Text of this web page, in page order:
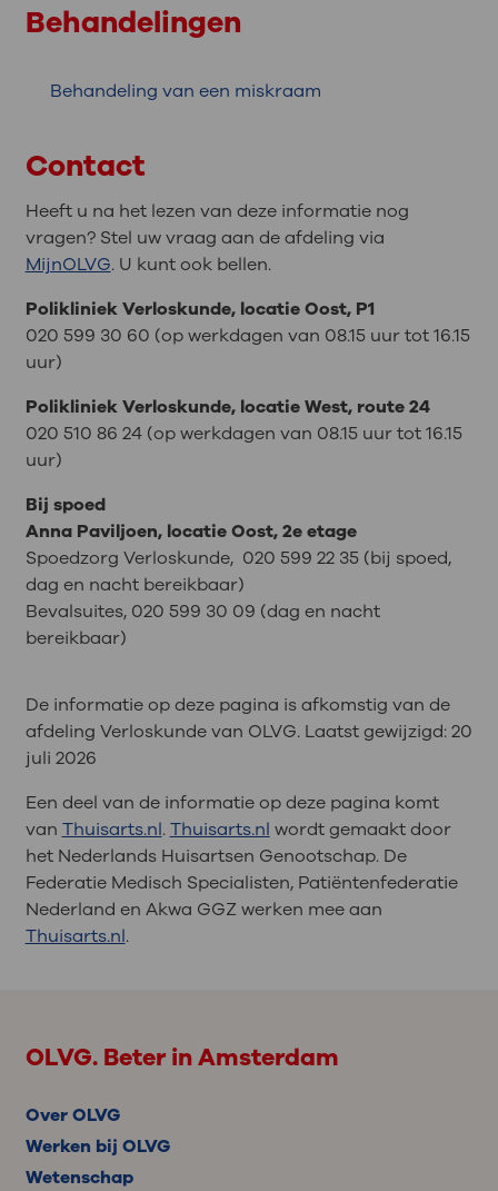
Behandelingen
Behandeling van een miskraam
Contact
Heeft u na het lezen van deze informatie nog
vragen? Stel uw vraag aan de afdeling via
MijnOLVG. U kunt ook bellen.
Polikliniek Verloskunde, locatie Oost, P1
020 599 30 60 (op werkdagen van 08.15 uur tot 16.15
uur)
Polikliniek Verloskunde, locatie West, route 24
020 510 86 24 (op werkdagen van 08.15 uur tot 16.15
uur)
Bij spoed
Anna Paviljoen, locatie Oost, 2e etage
Spoedzorg Verloskunde, 020 599 22 35 (bij spoed,
dag en nacht bereikbaar)
Bevalsuites, 020 599 30 09 (dag en nacht
bereikbaar)
De informatie op deze pagina is afkomstig van de
afdeling Verloskunde van OLVG. Laatst gewijzigd:20
juli 2026
Een deel van de informatie op deze pagina komt
van Thuisarts.nl.Thuisarts.nl wordt gemaakt door
het Nederlands Huisartsen Genootschap. De
Federatie Medisch Specialisten, Patiëntenfederatie
Nederland en Akwa GGZ werken mee aan
Thuisarts.nl.
OLVG. Beter in Amsterdam
Over OLVG
Werken bij OLVG
Wetenschap